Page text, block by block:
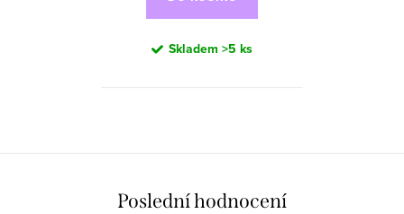
Skladem >5 ks
Poslední hodnocení